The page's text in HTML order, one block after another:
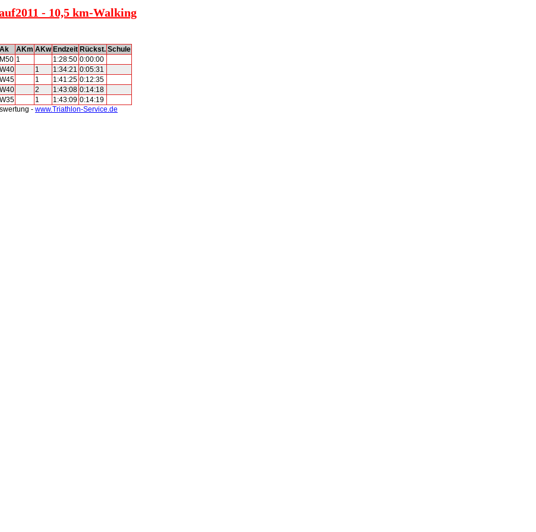
- 10,5 km-Walking
Ak AKm AKw Endzeit Rückst. Schule
M50 1 1:28:50 0:00:00
W40 1 1:34:21 0:05:31
W45 1 1:41:25 0:12:35
W40 2 1:43:08 0:14:18
W35 1 1:43:09 0:14:19
- www.Triathlon-Service.de